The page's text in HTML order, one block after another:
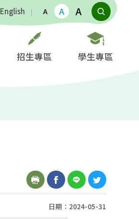
English A A A
招生專區 學生專區
日期：2024-05-31